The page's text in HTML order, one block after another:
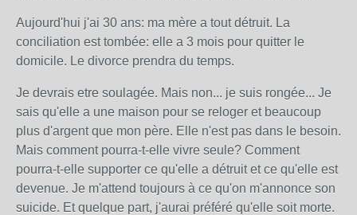
Aujourd'hui j'ai 30 ans: ma mère a tout détruit. La
conciliation est tombée: elle a 3 mois pour quitter le
domicile. Le divorce prendra du temps.
Je devrais etre soulagée. Mais non... je suis rongée... Je
sais qu'elle a une maison pour se reloger et beaucoup
plus d'argent que mon père. Elle n'est pas dans le besoin.
Mais comment pourra-t-elle vivre seule? Comment
pourra-t-elle supporter ce qu'elle a détruit et ce qu'elle est
devenue. Je m'attend toujours à ce qu'on m'annonce son
suicide. Et quelque part, j'aurai préféré qu'elle soit morte.